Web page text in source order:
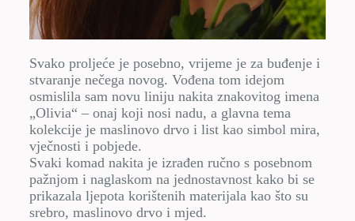
Svako proljeće je posebno, vrijeme je za buđenje i
stvaranje nečega novog. Vođena tom idejom
osmislila sam novu liniju nakita znakovitog imena
„Olivia“ – onaj koji nosi nadu, a glavna tema
kolekcije je maslinovo drvo i list kao simbol mira,
vječnosti i pobjede.
Svaki komad nakita je izrađen ručno s posebnom
pažnjom i naglaskom na jednostavnost kako bi se
prikazala ljepota korištenih materijala kao što su
srebro, maslinovo drvo i mjed.